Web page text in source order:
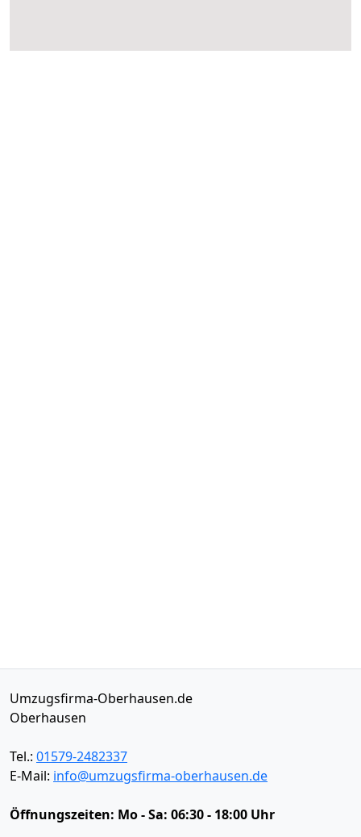
Umzugsfirma-Oberhausen.de
Oberhausen
Tel.: 01579-2482337
E-Mail: info@umzugsfirma-oberhausen.de
Öffnungszeiten: Mo - Sa: 06:30 - 18:00 Uhr